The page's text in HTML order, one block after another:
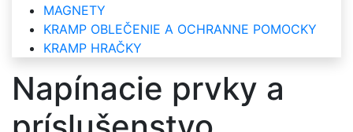
MAGNETY
KRAMP OBLEČENIE A OCHRANNE POMOCKY
KRAMP HRAČKY
Napínacie prvky a